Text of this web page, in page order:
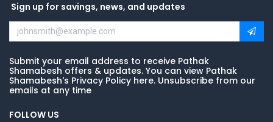
Sign up for savings, news, and updates
Submit your email address to receive Pathak
Shamabesh offers & updates. You can view Pathak
Shamabesh's Privacy Policy here. Unsubscribe from our
emails at any time
FOLLOW US